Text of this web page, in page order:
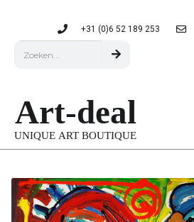
+31 (0)6 52 189 253